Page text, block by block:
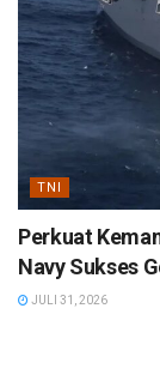
TNI
Perkuat
Navy Sukses
JULI 31, 2026